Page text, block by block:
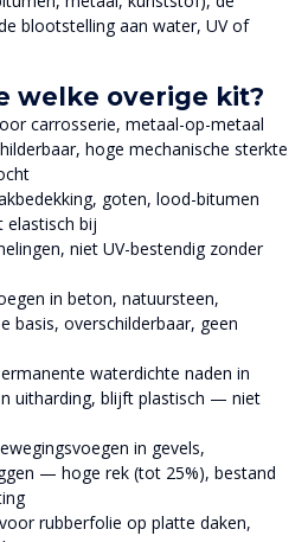
blootstelling aan water, UV of
welke overige kit?
carrosserie, metaal-op-metaal
hoge mechanische sterkte
goten, lood-bitumen
bij
niet UV-bestendig zonder
in beton, natuursteen,
basis, overschilderbaar, geen
waterdichte naden in
uitharding, blijft plastisch — niet
in gevels,
— hoge rek (tot 25%), bestand
rubberfolie op platte daken,